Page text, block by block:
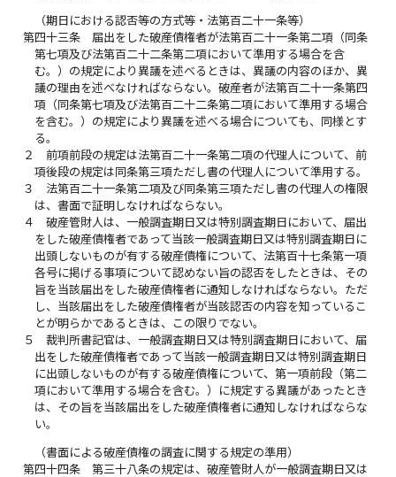
（期日における認否等の方式等・法第百二十一条等）
第四十三条
届出をした破産債権者が法第百二十一条第二項（同条
第七項及び法第百二十二条第二項において準用する場合を含
む。）の規定により異議を述べるときは、異議の内容のほか、異
議の理由を述べなければならない。破産者が法第百二十一条第四
項（同条第七項及び法第百二十二条第二項において準用する場合
を含む。）の規定により異議を述べる場合についても、同様とす
る。
２
前項前段の規定は法第百二十一条第二項の代理人について、前
項後段の規定は同条第三項ただし書の代理人について準用する。
３
法第百二十一条第二項及び同条第三項ただし書の代理人の権限
は、書面で証明しなければならない。
４
破産管財人は、一般調査期日又は特別調査期日において、届出
をした破産債権者であって当該一般調査期日又は特別調査期日に
出頭しないものが有する破産債権について、法第百十七条第一項
各号に掲げる事項について認めない旨の認否をしたときは、その
旨を当該届出をした破産債権者に通知しなければならない。ただ
し、当該届出をした破産債権者が当該認否の内容を知っているこ
とが明らかであるときは、この限りでない。
５
裁判所書記官は、一般調査期日又は特別調査期日において、届
出をした破産債権者であって当該一般調査期日又は特別調査期日
に出頭しないものが有する破産債権について、第一項前段（第二
項において準用する場合を含む。）に規定する異議があったとき
は、その旨を当該届出をした破産債権者に通知しなければならな
い。
（書面による破産債権の調査に関する規定の準用）
第四十四条
第三十八条の規定は、破産管財人が一般調査期日又は